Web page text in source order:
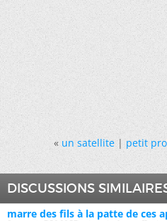
« un satellite|petit
DISCUSSIONS
marre des fils à la patte de ces